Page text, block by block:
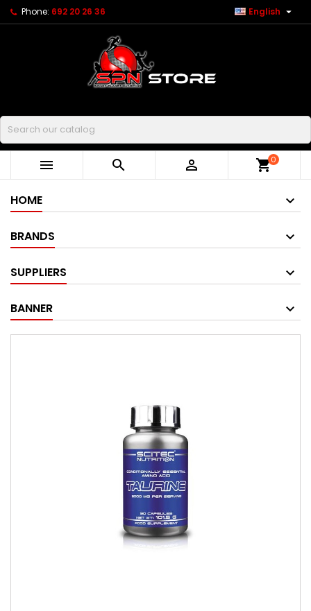
Phone: 692 20 26 36 English 
Buscar
   shopping_cart0
HOME
BRANDS
SUPPLIERS
BANNER